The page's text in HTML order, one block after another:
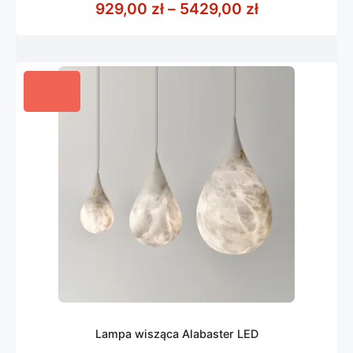
5
929,00 zł – 5429,00 złZakres cen:
Lampa wisząca Alabaster LED